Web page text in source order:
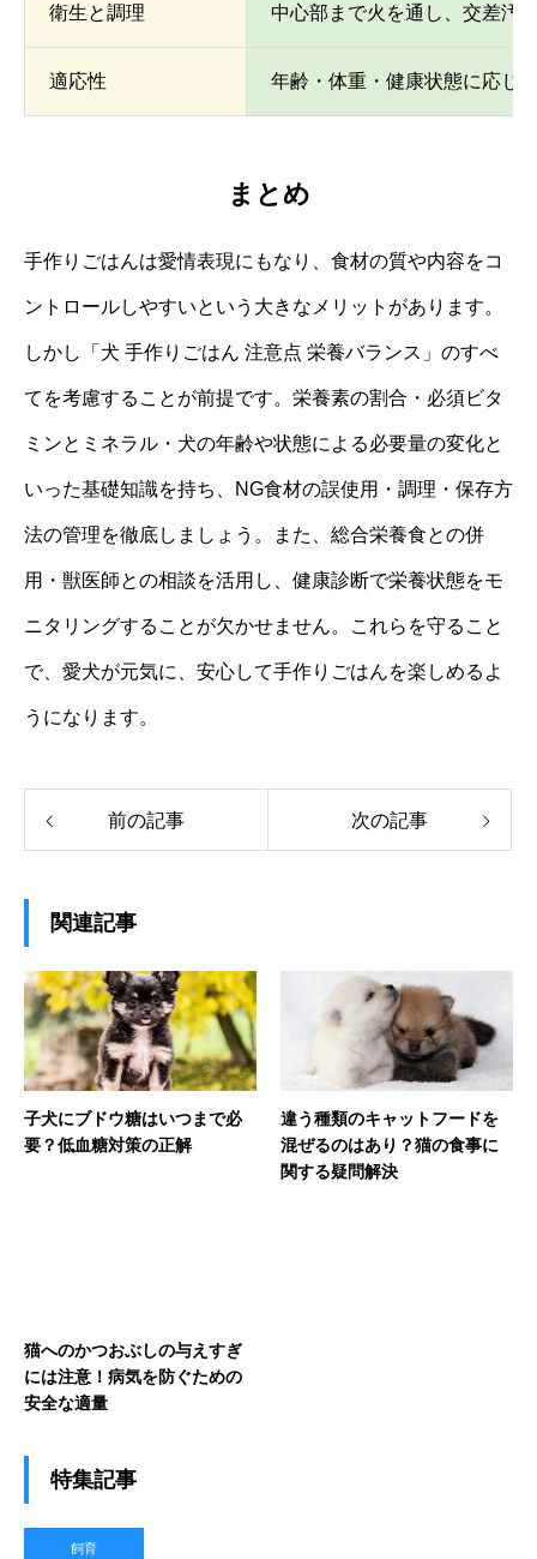
衛生と調理 中心部まで火を通し、交差汚
適応性 年齢・体重・健康状態に応じ
まとめ
手作りごはんは愛情表現にもなり、食材の質や内容をコ
ントロールしやすいという大きなメリットがあります。
しかし「犬 手作りごはん 注意点 栄養バランス」のすべ
てを考慮することが前提です。栄養素の割合・必須ビタ
ミンとミネラル・犬の年齢や状態による必要量の変化と
いった基礎知識を持ち、NG食材の誤使用・調理・保存方
法の管理を徹底しましょう。また、総合栄養食との併
用・獣医師との相談を活用し、健康診断で栄養状態をモ
ニタリングすることが欠かせません。これらを守ること
で、愛犬が元気に、安心して手作りごはんを楽しめるよ
うになります。
前の記事 次の記事
関連記事
子犬にブドウ糖はいつまで必
要？低血糖対策の正解
違う種類のキャットフードを
混ぜるのはあり？猫の食事に
関する疑問解決
猫へのかつおぶしの与えすぎ
には注意！病気を防ぐための
安全な適量
特集記事
飼育